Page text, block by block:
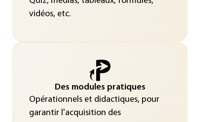
vidéos, etc.
Des modules pratiques
Opérationnels et didactiques, pour
garantir l'acquisition des